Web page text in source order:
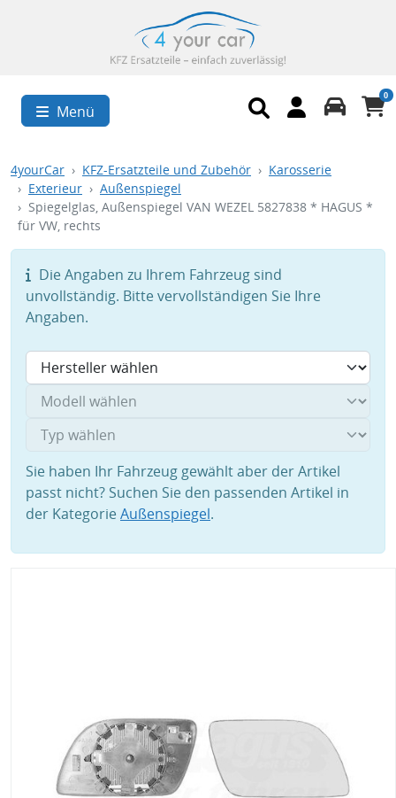
Menü
0
4yourCar KFZ-Ersatzteile und Zubehör
Karosserie
Exterieur
Außenspiegel
Spiegelglas, Außenspiegel VAN WEZEL 5827838 * HAGUS *
für VW, rechts
Die Angaben zu Ihrem Fahrzeug sind
unvollständig. Bitte vervollständigen Sie Ihre
Angaben.
Sie haben Ihr Fahrzeug gewählt aber der Artikel
passt nicht? Suchen Sie den passenden Artikel in
der KategorieAußenspiegel.